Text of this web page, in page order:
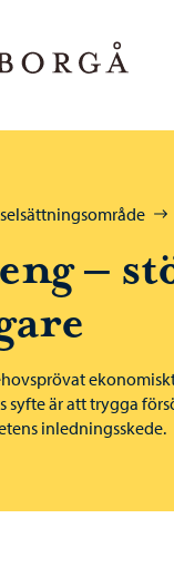
–
syfte är att trygga
inledningsskede.